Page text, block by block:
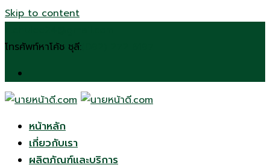
Skip to content
โทรศัพท์หาโค้ช ชุลี:
หน้าหลัก
เกี่ยวกับเรา
ผลิตภัณฑ์และบริการ